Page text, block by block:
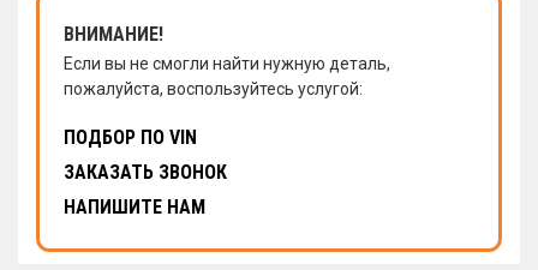
ВНИМАНИЕ!
Если вы не смогли найти нужную деталь,
пожалуйста, воспользуйтесь услугой:
ПОДБОР ПО VIN
ЗАКАЗАТЬ ЗВОНОК
НАПИШИТЕ НАМ